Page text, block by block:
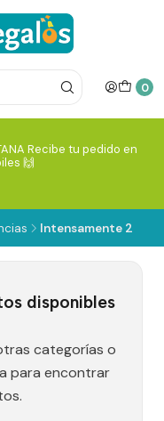
0
Recibe tu pedido en
🙌
Intensamente 2
disponibles
categorías o
para encontrar